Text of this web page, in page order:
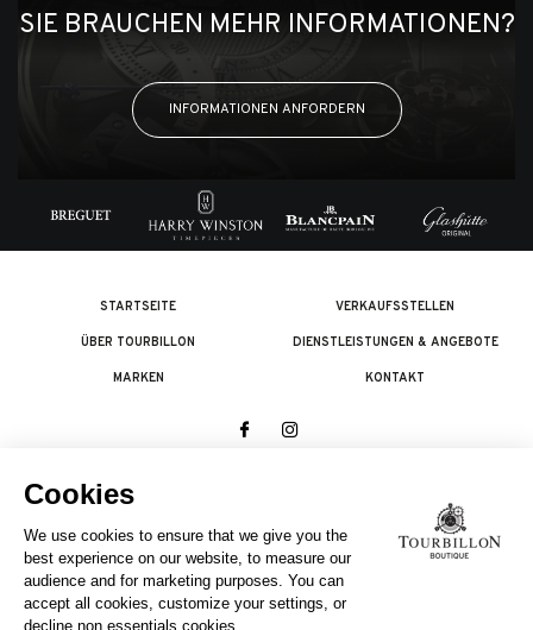
SIE BRAUCHEN MEHR INFORMATIONEN?
INFORMATIONEN ANFORDERN
STARTSEITE
ÜBER TOURBILLON
MARKEN
VERKAUFSSTELLEN
DIENSTLEISTUNGEN & ANGEBOTE
KONTAKT
EIN UNTERNEHMEN DER